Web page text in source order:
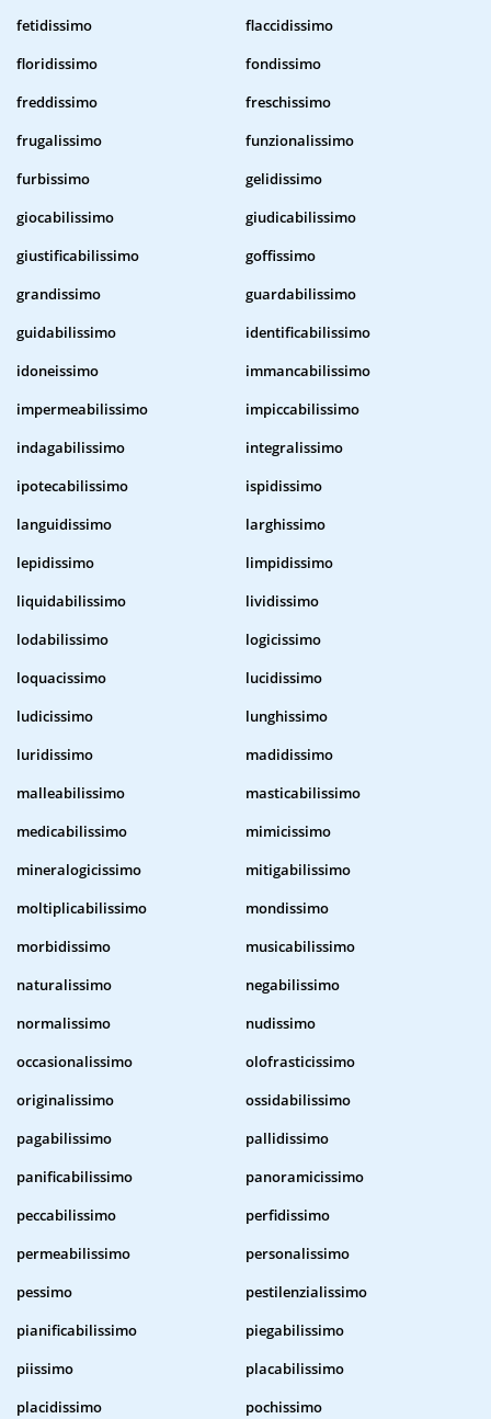
fetidissimo
flaccidissimo
floridissimo
fondissimo
freddissimo
freschissimo
frugalissimo
funzionalissimo
furbissimo
gelidissimo
giocabilissimo
giudicabilissimo
giustificabilissimo
goffissimo
grandissimo
guardabilissimo
guidabilissimo
identificabilissimo
idoneissimo
immancabilissimo
impermeabilissimo
impiccabilissimo
indagabilissimo
integralissimo
ipotecabilissimo
ispidissimo
languidissimo
larghissimo
lepidissimo
limpidissimo
liquidabilissimo
lividissimo
lodabilissimo
logicissimo
loquacissimo
lucidissimo
ludicissimo
lunghissimo
luridissimo
madidissimo
malleabilissimo
masticabilissimo
medicabilissimo
mimicissimo
mineralogicissimo
mitigabilissimo
moltiplicabilissimo
mondissimo
morbidissimo
musicabilissimo
naturalissimo
negabilissimo
normalissimo
nudissimo
occasionalissimo
olofrasticissimo
originalissimo
ossidabilissimo
pagabilissimo
pallidissimo
panificabilissimo
panoramicissimo
peccabilissimo
perfidissimo
permeabilissimo
personalissimo
pessimo
pestilenzialissimo
pianificabilissimo
piegabilissimo
piissimo
placabilissimo
placidissimo
pochissimo